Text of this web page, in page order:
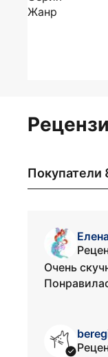
Жанр
Покупатели
Очень